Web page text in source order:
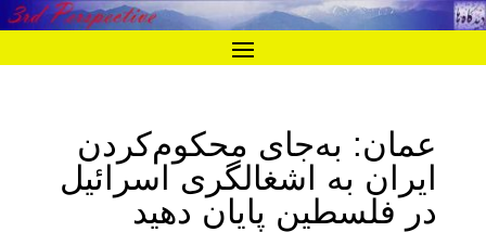
عمان: به‌جای محکوم‌کردن
ایران به اشغالگری اسرائیل
در فلسطین پایان دهید